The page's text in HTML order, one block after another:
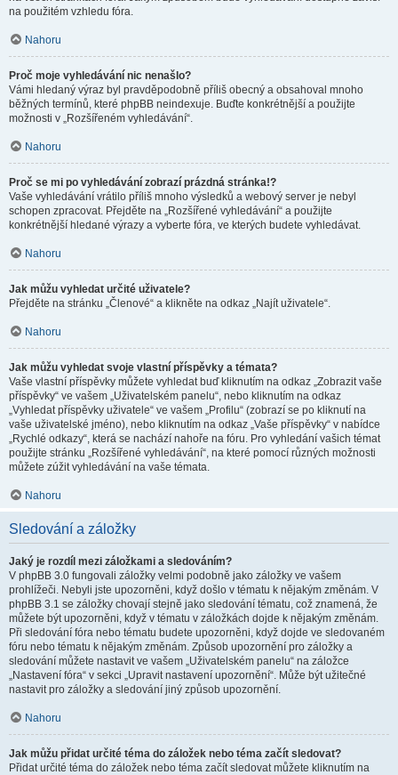
na použitém vzhledu fóra.
Nahoru
Proč moje vyhledávání nic nenašlo?
Vámi hledaný výraz byl pravděpodobně příliš obecný a obsahoval mnoho
běžných termínů, které phpBB neindexuje. Buďte konkrétnější a použijte
možnosti v „Rozšířeném vyhledávání“.
Nahoru
Proč se mi po vyhledávání zobrazí prázdná stránka!?
Vaše vyhledávání vrátilo příliš mnoho výsledků a webový server je nebyl
schopen zpracovat. Přejděte na „Rozšířené vyhledávání“ a použijte
konkrétnější hledané výrazy a vyberte fóra, ve kterých budete vyhledávat.
Nahoru
Jak můžu vyhledat určité uživatele?
Přejděte na stránku „Členové“ a klikněte na odkaz „Najít uživatele“.
Nahoru
Jak můžu vyhledat svoje vlastní příspěvky a témata?
Vaše vlastní příspěvky můžete vyhledat buď kliknutím na odkaz „Zobrazit vaše
příspěvky“ ve vašem „Uživatelském panelu“, nebo kliknutím na odkaz
„Vyhledat příspěvky uživatele“ ve vašem „Profilu“ (zobrazí se po kliknutí na
vaše uživatelské jméno), nebo kliknutím na odkaz „Vaše příspěvky“ v nabídce
„Rychlé odkazy“, která se nachází nahoře na fóru. Pro vyhledání vašich témat
použijte stránku „Rozšířené vyhledávání“, na které pomocí různých možnosti
můžete zúžit vyhledávání na vaše témata.
Nahoru
Sledování a záložky
Jaký je rozdíl mezi záložkami a sledováním?
V phpBB 3.0 fungovali záložky velmi podobně jako záložky ve vašem
prohlížeči. Nebyli jste upozorněni, když došlo v tématu k nějakým změnám. V
phpBB 3.1 se záložky chovají stejně jako sledování tématu, což znamená, že
můžete být upozorněni, když v tématu v záložkách dojde k nějakým změnám.
Při sledování fóra nebo tématu budete upozorněni, když dojde ve sledovaném
fóru nebo tématu k nějakým změnám. Způsob upozornění pro záložky a
sledování můžete nastavit ve vašem „Uživatelském panelu“ na záložce
„Nastavení fóra“ v sekci „Upravit nastavení upozornění“. Může být užitečné
nastavit pro záložky a sledování jiný způsob upozornění.
Nahoru
Jak můžu přidat určité téma do záložek nebo téma začít sledovat?
Přidat určité téma do záložek nebo téma začít sledovat můžete kliknutím na